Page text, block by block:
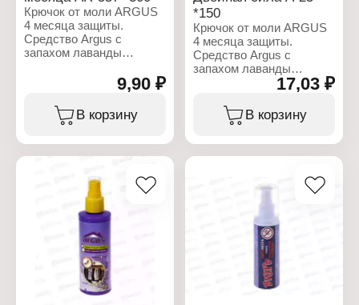
Крючок от моли ARGUS
4 месяца защиты.
Средство Argus с
запахом лаванды
защиты шерсти, меха и
изделий из них от
повреждения молью.
Состав: вопартрин (0,4
Бренд: Argus
Артикул: AR-557
Тип товара: Средство от
Особенность: 4 месяца
защиты, с запахом
Форма выпуска:
подвесная пластина
Количество в упаковке: 1
9,90 ₽
В корзину
*150
Крючок от моли ARGUS
4 месяца защиты.
Средство Argus с
запахом лаванды
предназначено для
защиты шерсти, меха и
изделий из них от
повреждения молью.
Бренд: Argus
Артикул: А-25
Тип товара: Средство от
Особенность: двойной, с
запахом лаванды
Форма выпуска:
подвесная пластина
17,03 ₽
В корзину